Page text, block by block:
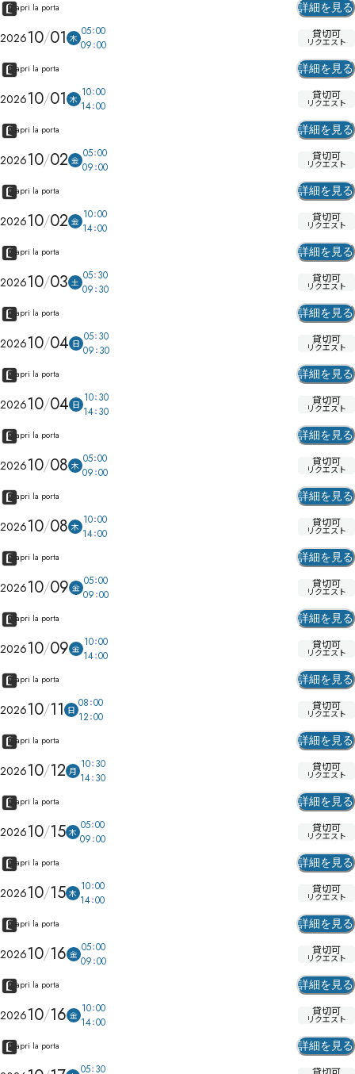
apri la porta 詳細を見る
202610 01 木 05 00
09 00
貸切可
リクエスト
apri la porta 詳細を見る
202610 01 木 10 00
14 00
貸切可
リクエスト
apri la porta 詳細を見る
202610 02 金 05 00
09 00
貸切可
リクエスト
apri la porta 詳細を見る
202610 02 金 10 00
14 00
貸切可
リクエスト
apri la porta 詳細を見る
202610 03 土 05 30
09 30
貸切可
リクエスト
apri la porta 詳細を見る
202610 04 日 05 30
09 30
貸切可
リクエスト
apri la porta 詳細を見る
202610 04 日 10 30
14 30
貸切可
リクエスト
apri la porta 詳細を見る
202610 08 木 05 00
09 00
貸切可
リクエスト
apri la porta 詳細を見る
202610 08 木 10 00
14 00
貸切可
リクエスト
apri la porta 詳細を見る
202610 09 金 05 00
09 00
貸切可
リクエスト
apri la porta 詳細を見る
202610 09 金 10 00
14 00
貸切可
リクエスト
apri la porta 詳細を見る
202610 11 日 08 00
12 00
貸切可
リクエスト
apri la porta 詳細を見る
202610 12 月 10 30
14 30
貸切可
リクエスト
apri la porta 詳細を見る
202610 15 木 05 00
09 00
貸切可
リクエスト
apri la porta 詳細を見る
202610 15 木 10 00
14 00
貸切可
リクエスト
apri la porta 詳細を見る
202610 16 金 05 00
09 00
貸切可
リクエスト
apri la porta 詳細を見る
202610 16 金 10 00
14 00
貸切可
リクエスト
apri la porta 詳細を見る
05 30